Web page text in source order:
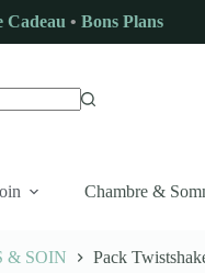
Cadeau • Bons Plans
Chambre &
& SOIN Pack